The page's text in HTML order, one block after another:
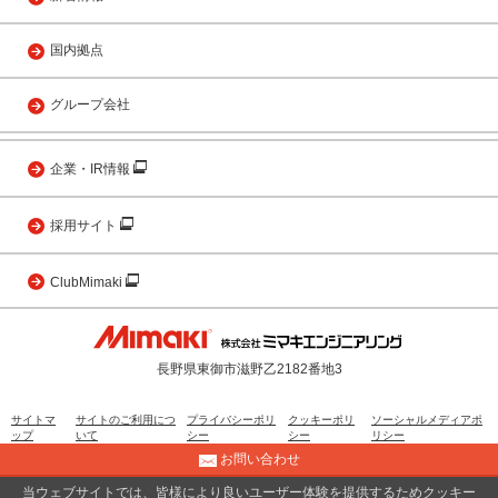
国内拠点
グループ会社
企業・IR情報
採用サイト
ClubMimaki
長野県東御市滋野乙2182番地3
サイトマ
ップ
サイトのご利用につ
いて
プライバシーポリ
シー
クッキーポリ
シー
ソーシャルメディアポ
リシー
お問い合わせ
当ウェブサイトでは、皆様により良いユーザー体験を提供するためクッキー